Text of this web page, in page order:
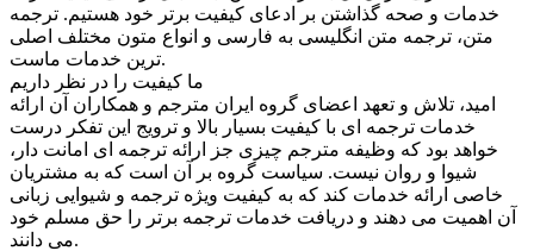
خدمات و صحه گذاشتن بر ادعای کیفیت برتر خود هستیم. ترجمه
متن، ترجمه متن انگلیسی به فارسی و انواع متون مختلف اصلی
ترین خدمات ماست.
ما کیفیت را در نظر داریم
امید، تلاش و تعهد اعضای گروه ایران مترجم و همکاران آن ارائه
خدمات ترجمه ای با کیفیت بسیار بالا و ترویج این تفکر درست
خواهد بود که وظیفه مترجم چیزی جز ارائه ترجمه ای امانت دار،
شیوا و روان نیست. سیاست گروه بر آن است که به مشتریان
خاصی ارائه خدمات کند که به کیفیت ویژه ترجمه و شیوایی زبانی
آن اهمیت می دهند و دریافت خدمات ترجمه برتر را حق مسلم خود
می دانند.